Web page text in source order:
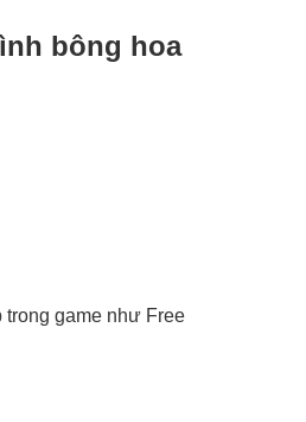
bông hoa
game như Free